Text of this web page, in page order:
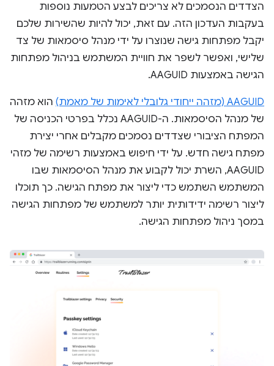
הצדדים הנסמכים לא צריכים לבצע הטמעות נוספות
בעקבות העדכון הזה. עם זאת, יכול להיות שהשירות שלכם
יקבל מפתחות גישה שנוצרו על ידי מנהל סיסמאות של צד
שלישי, ואפשר לשפר את חוויית המשתמש בניהול מפתחות
הגישה באמצעות AAGUID.
AAGUID (מזהה ייחודי גלובלי לאימות של מאמת)
הוא מזהה
של מנהל הסיסמאות. ה-AAGUID נכלל בפרטי הכניסה של
המפתח הציבורי שצדדים נסמכים מקבלים אחרי יצירת
מפתח גישה חדש. על ידי חיפוש באמצעות רשימה של מזהי
AAGUID, השרת יכול לקבוע את מנהל הסיסמאות שבו
המשתמש השתמש כדי ליצור את מפתח הגישה. כך תוכלו
ליצור רשימה ידידותית יותר למשתמש של מפתחות הגישה
במסך ניהול מפתחות הגישה.